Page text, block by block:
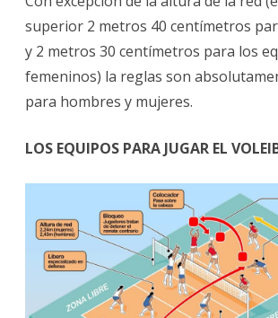
superior 2 metros 40 centímetros
y 2 metros 30 centímetros para los
femeninos) la reglas son
para hombres y mujeres.
LOS EQUIPOS PARA JUGAR EL